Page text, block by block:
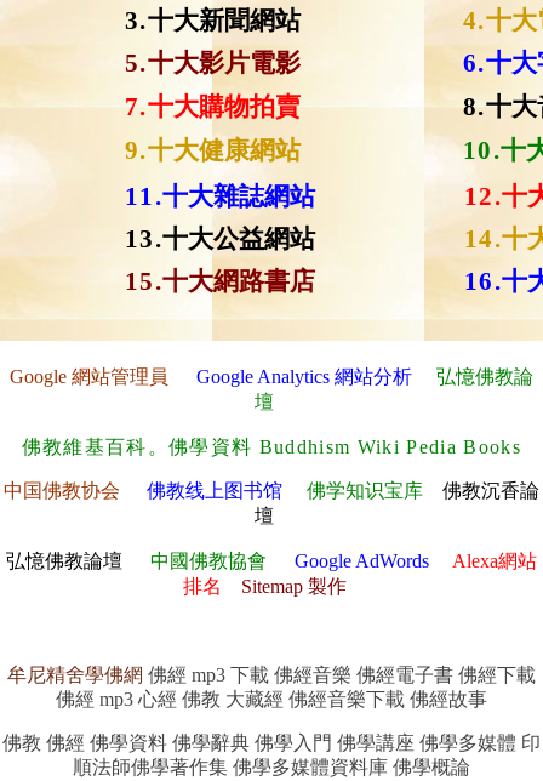
3.十大新聞網站 4.十大
5.十大影片電影 6.十大
7.十大購物拍賣 8.十大
9.十大健康網站 10.十
11.十大雜誌網站 12.十
13.十大公益網站 14.十
15.十大網路書店 16.十
Google 網站管理員 Google Analytics 網站分析
弘憶佛教論
壇
佛教維基百科。佛學資料 Buddhism Wiki Pedia Books
中国佛教协会 佛教线上图书馆 佛学知识宝库
佛教沉香論
壇
弘憶佛教論壇 中國佛教協會 Google AdWords
Alexa網站
排名
Sitemap 製作
牟尼精舍學佛網 佛經 mp3 下載 佛經音樂 佛經電子書 佛經下載
佛經 mp3 心經 佛教 大藏經 佛經音樂下載 佛經故事
佛教 佛經 佛學資料 佛學辭典 佛學入門 佛學講座 佛學多媒體 印
順法師佛學著作集 佛學多媒體資料庫 佛學概論